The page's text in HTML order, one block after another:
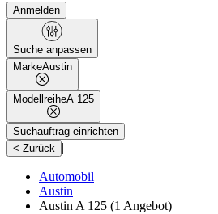
Anmelden
Suche anpassen
MarkeAustin
ModellreiheA 125
Suchauftrag einrichten
< Zurück |
Automobil
Austin
Austin A 125 (1 Angebot)